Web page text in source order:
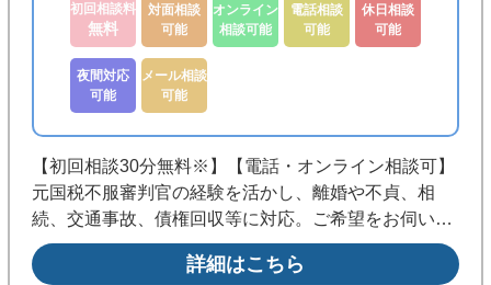
初回相談料
無料
対面相談
可能
オンライン
相談可能
電話相談
可能
休日相談
可能
夜間対応
可能
メール相談
可能
【初回相談30分無料※】【電話・オンライン相談可】
元国税不服審判官の経験を活かし、離婚や不貞、相
続、交通事故、債権回収等に対応。ご希望をお伺いし
ながら納得できる解決を目指します。◎交渉・調停・
訴訟まで一貫したサポートが可能◎《馬車道駅・日本
詳細はこちら